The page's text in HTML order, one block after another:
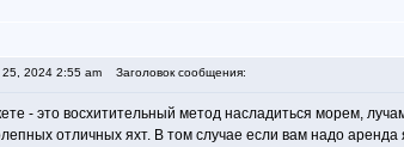
2024 2:55 am Заголовок сообщения:
- это восхитительный метод насладиться морем,
отличных яхт. В том случае если вам надо